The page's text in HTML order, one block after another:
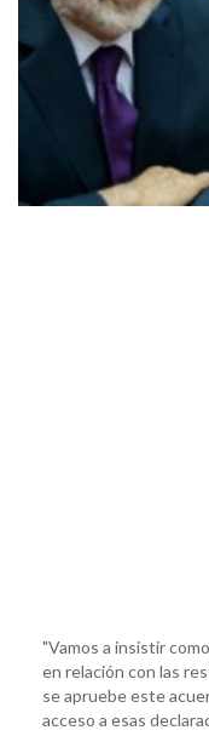
"Vamos a insistir
en relación con las
se apruebe este
acceso a esas